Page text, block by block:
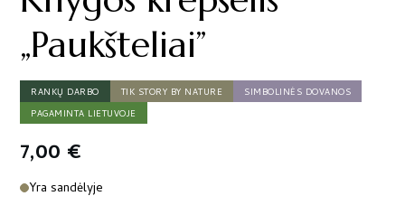
„Paukšteliai”
RANKŲ DARBO TIK STORY BY NATURE
SIMBOLINĖS DOVANOS
PAGAMINTA LIETUVOJE
7,00 €
Yra sandėlyje